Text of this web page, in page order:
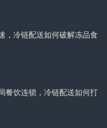
，冷链配送如何破解冻品食
餐饮连锁，冷链配送如何打